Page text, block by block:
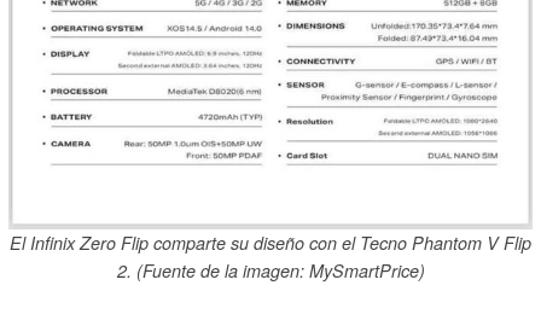
El Infinix Zero Flip comparte su diseño con el Tecno Phantom V Flip
2. (Fuente de la imagen: MySmartPrice)